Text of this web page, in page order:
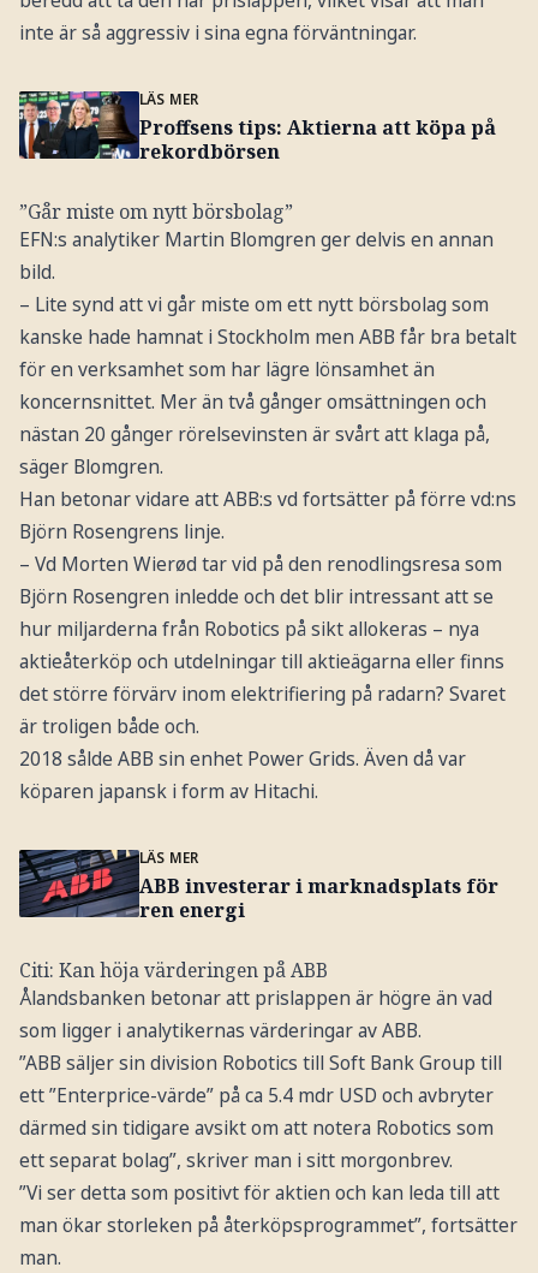
inte är så aggressiv i sina egna förväntningar.
LÄS MER
Proffsens tips: Aktierna att köpa på
rekordbörsen
”Går miste om nytt börsbolag”
EFN:s analytiker Martin Blomgren ger delvis en annan
bild.
– Lite synd att vi går miste om ett nytt börsbolag som
kanske hade hamnat i Stockholm men ABB får bra betalt
för en verksamhet som har lägre lönsamhet än
koncernsnittet. Mer än två gånger omsättningen och
nästan 20 gånger rörelsevinsten är svårt att klaga på,
säger Blomgren.
Han betonar vidare att ABB:s vd fortsätter på förre vd:ns
Björn Rosengrens linje.
– Vd Morten Wierød tar vid på den renodlingsresa som
Björn Rosengren inledde och det blir intressant att se
hur miljarderna från Robotics på sikt allokeras – nya
aktieåterköp och utdelningar till aktieägarna eller finns
det större förvärv inom elektrifiering på radarn? Svaret
är troligen både och.
2018 sålde ABB sin enhet Power Grids. Även då var
köparen japansk i form av Hitachi.
LÄS MER
ABB investerar i marknadsplats för
ren energi
Citi: Kan höja värderingen på ABB
Ålandsbanken betonar att prislappen är högre än vad
som ligger i analytikernas värderingar av ABB.
”ABB säljer sin division Robotics till Soft Bank Group till
ett ”Enterprice-värde” på ca 5.4 mdr USD och avbryter
därmed sin tidigare avsikt om att notera Robotics som
ett separat bolag”, skriver man i sitt morgonbrev.
”Vi ser detta som positivt för aktien och kan leda till att
man ökar storleken på återköpsprogrammet”, fortsätter
man.